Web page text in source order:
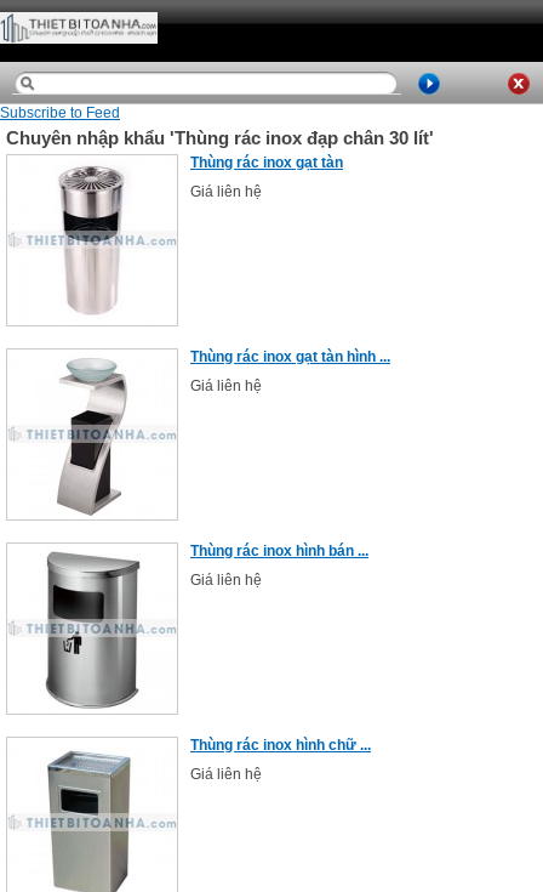
Subscribe to Feed
Chuyên nhập khẩu 'Thùng rác inox đạp chân 30 lít'
Thùng rác inox gạt tàn
Giá liên hệ
Thùng rác inox gạt tàn hình ...
Giá liên hệ
Thùng rác inox hình bán ...
Giá liên hệ
Thùng rác inox hình chữ ...
Giá liên hệ